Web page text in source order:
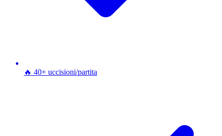
🔥 40+ uccisioni/partita